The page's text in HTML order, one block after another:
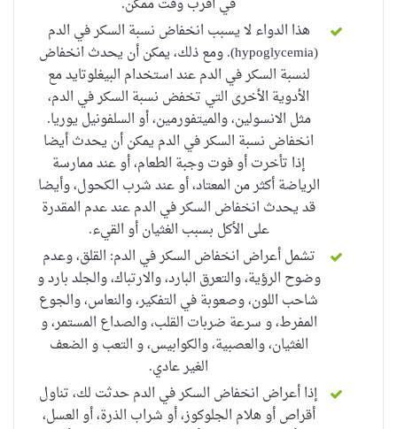
هذا الدواء لا يسبب انخفاض نسبة السكر في الدم
(hypoglycemia). ومع ذلك، يمكن أن يحدث انخفاض
لنسبة السكر في الدم عند استخدام البيغلوتايدمع
الأدوية الأخرى التي تخفض نسبة السكر في الدم،
مثل الانسولين، والميتفورمين، أو السلفونيل يوريا.
انخفاض نسبة السكر في الدم يمكن أن يحدثأيضا
إذا تأخرتأو فوت وجبة الطعام، أو عند ممارسة
الرياضة أكثر من المعتاد، أو عند شرب الكحول، وأيضا
قد يحدث انخفاض السكر في الدم عند عدم المقدرة
على الأكل بسبب الغثيان أو القيء.
تشمل أعراض انخفاض السكر في الدم: القلق، وعدم
وضوح الرؤية، والتعرق البارد، والارتباك، والجلد بارد و
شاحب اللون، وصعوبة في التفكير، والنعاس، والجوع
المفرط، و سرعة ضربات القلب، والصداع المستمر، و
الغثيان، والعصبية، والكوابيس، و التعب و الضعف
الغير عادي.
إذا أعراض انخفاض السكر في الدمحدثت لك، تناول
أقراص أو هلام الجلوكوز، أو شراب الذرة، أو العسل،